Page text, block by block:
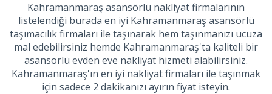
Kahramanmaraş asansörlü nakliyat firmalarının
listelendiği burada en iyi Kahramanmaraş asansörlü
taşımacılık firmaları ile taşınarak hem taşınmanızı ucuza
mal edebilirsiniz hemde Kahramanmaraş'ta kaliteli bir
asansörlü evden eve nakliyat hizmeti alabilirsiniz.
Kahramanmaraş'ın en iyi nakliyat firmaları ile taşınmak
için sadece 2 dakikanızı ayırın fiyat isteyin.